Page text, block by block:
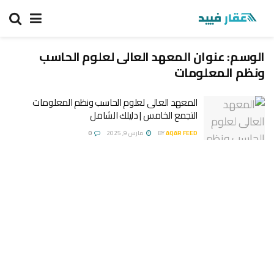
الوسم:عنوان المعهد العالى لعلوم الحاسب
ونظم المعلومات
المعهد العالى لعلوم الحاسب ونظم المعلومات
التجمع الخامس | دليلك الشامل
BYAQAR FEED مارس 9, 2025